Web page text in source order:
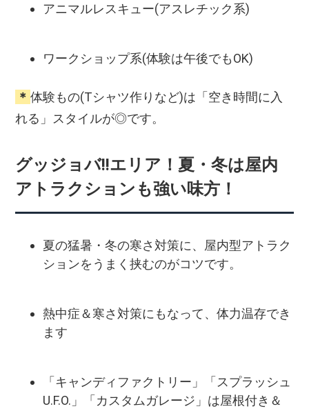
アニマルレスキュー(アスレチック系)
ワークショップ系(体験は午後でもOK)
＊ 体験もの(Tシャツ作りなど)は「空き時間に入
れる」スタイルが◎です。
グッジョバ!!エリア！夏・冬は屋内
アトラクションも強い味方！
夏の猛暑・冬の寒さ対策に、屋内型アトラク
ションをうまく挟むのがコツです。
熱中症＆寒さ対策にもなって、体力温存でき
ます
「キャンディファクトリー」「スプラッシュ
U.F.O.」「カスタムガレージ」は屋根付き＆